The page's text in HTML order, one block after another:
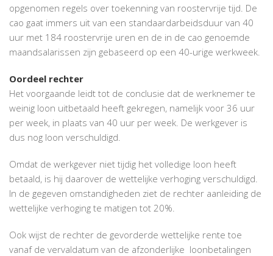
opgenomen regels over toekenning van roostervrije tijd. De
cao gaat immers uit van een standaardarbeidsduur van 40
uur met 184 roostervrije uren en de in de cao genoemde
maandsalarissen zijn gebaseerd op een 40-urige werkweek.
Oordeel rechter
Het voorgaande leidt tot de conclusie dat de werknemer te
weinig loon uitbetaald heeft gekregen, namelijk voor 36 uur
per week, in plaats van 40 uur per week. De werkgever is
dus nog loon verschuldigd.
Omdat de werkgever niet tijdig het volledige loon heeft
betaald, is hij daarover de wettelijke verhoging verschuldigd.
In de gegeven omstandigheden ziet de rechter aanleiding de
wettelijke verhoging te matigen tot 20%.
Ook wijst de rechter de gevorderde wettelijke rente toe
vanaf de vervaldatum van de afzonderlijke loonbetalingen